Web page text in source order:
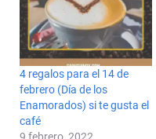
4 regalos para el 14 de
febrero (Día de los
Enamorados) si te gusta el
café